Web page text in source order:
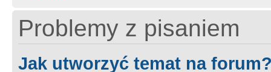
Problemy z pisaniem
Jak utworzyć temat na